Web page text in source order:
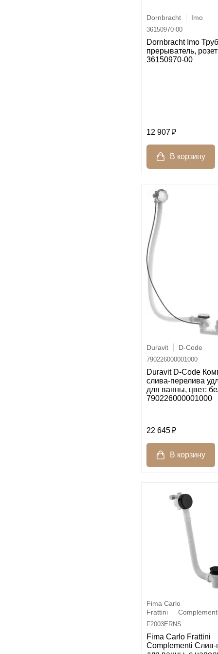
Dornbracht Imo
36150970-00
Dornbracht Imo
прерыватель,
36150970-00
12 907
Duravit D-Code
790226000001000
Duravit D-Code
слива-перелива
для ванны, цвет:
790226000001000
22 645
Fima Carlo
Frattini
F2003ERNS
Fima Carlo Frattini
Complementi Слив-